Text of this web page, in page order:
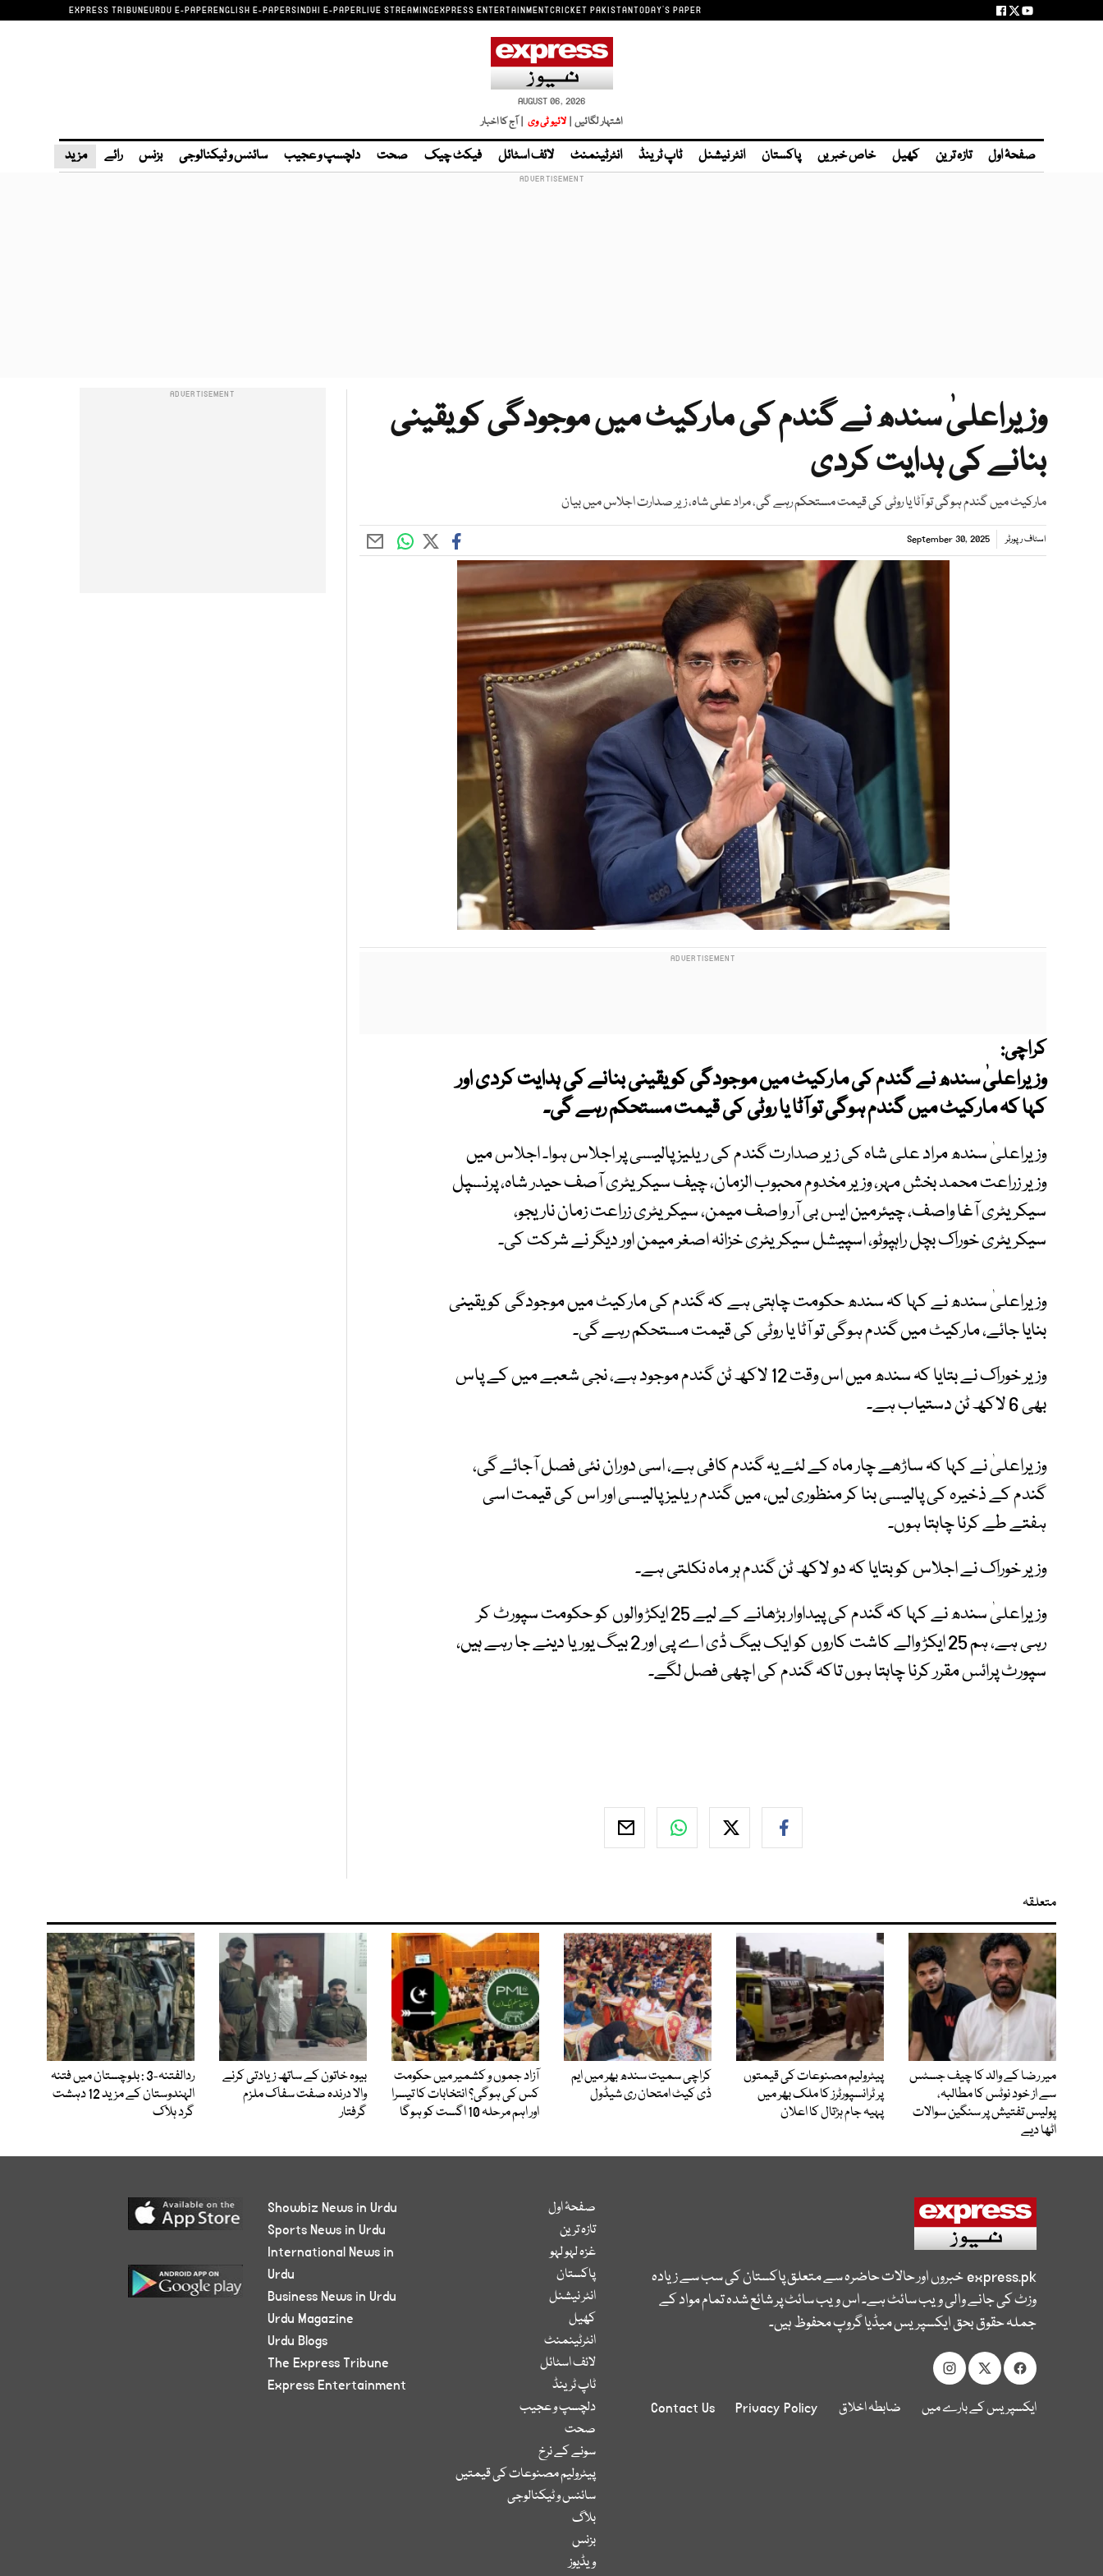
EXPRESS TRIBUNEURDU E-PAPERENGLISH E-PAPERSINDHI E-PAPERLIVE STREAMINGEXPRESS ENTERTAINMENTCRICKET PAKISTANTODAY'S PAPER
AUGUST 06, 2026
اشتہار لگائیں | لائیو ٹی وی | آج کا اخبار
صفحۂ اول تازہ ترین کھیل خاص خبریں پاکستان انٹر نیشنل ٹاپ ٹرینڈ انٹرٹینمنٹ لائف اسٹائل فیکٹ چیک صحت دلچسپ و عجیب سائنس و ٹیکنالوجی بزنس رائے مزید
وزیراعلیٰ سندھ نے گندم کی مارکیٹ میں موجودگی کو یقینی
بنانے کی ہدایت کردی
مارکیٹ میں گندم ہوگی تو آٹا یا روٹی کی قیمت مستحکم رہے گی، مراد علی شاہ، زیر صدارت اجلاس میں بیان
اسٹاف رپورٹر September 30, 2025
کراچی:
وزیراعلیٰ سندھ نے گندم کی مارکیٹ میں موجودگی کو یقینی بنانے کی ہدایت کردی اور
کہا کہ مارکیٹ میں گندم ہوگی تو آٹا یا روٹی کی قیمت مستحکم رہے گی۔
وزیراعلیٰ سندھ مراد علی شاہ کی زیر صدارت گندم کی ریلیز پالیسی پر اجلاس ہوا۔ اجلاس میں
وزیر زراعت محمد بخش مہر، وزیر مخدوم محبوب الزمان، چیف سیکریٹری آصف حیدر شاہ، پرنسپل
سیکریٹری آغا واصف، چیئرمین ایس بی آر واصف میمن، سیکریٹری زراعت زمان ناریجو،
سیکریٹری خوراک بچل راہپوٹو، اسپیشل سیکریٹری خزانہ اصغر میمن اور دیگر نے شرکت کی۔
وزیراعلیٰ سندھ نے کہا کہ سندھ حکومت چاہتی ہے کہ گندم کی مارکیٹ میں موجودگی کو یقینی
بنایا جائے، مارکیٹ میں گندم ہوگی تو آٹا یا روٹی کی قیمت مستحکم رہے گی۔
وزیر خوراک نے بتایا کہ سندھ میں اس وقت 12 لاکھ ٹن گندم موجود ہے، نجی شعبے میں کے پاس
بھی 6 لاکھ ٹن دستیاب ہے۔
وزیراعلیٰ نے کہا کہ ساڑھے چار ماہ کے لئے یہ گندم کافی ہے، اسی دوران نئی فصل آجائے گی،
گندم کے ذخیرہ کی پالیسی بنا کر منظوری لیں، میں گندم ریلیز پالیسی اور اس کی قیمت اسی
ہفتے طے کرنا چاہتا ہوں۔
وزیر خوراک نے اجلاس کو بتایا کہ دو لاکھ ٹن گندم ہر ماہ نکلتی ہے۔
وزیراعلیٰ سندھ نے کہا کہ گندم کی پیداوار بڑھانے کے لیے 25 ایکڑ والوں کو حکومت سپورٹ کر
رہی ہے، ہم 25 ایکڑ والے کاشت کاروں کو ایک بیگ ڈی اے پی اور 2 بیگ یوریا دینے جا رہے ہیں،
سپورٹ پرائس مقرر کرنا چاہتا ہوں تاکہ گندم کی اچھی فصل لگے۔
متعلقہ
میر رضا کے والد کا چیف جسٹس
سے از خود نوٹس کا مطالبہ،
پولیس تفتیش پر سنگین سوالات
اٹھا دیے
پیٹرولیم مصنوعات کی قیمتوں
پر ٹرانسپورٹرز کا ملک بھر میں
پہیہ جام ہڑتال کا اعلان
کراچی سمیت سندھ بھر میں ایم
ڈی کیٹ امتحان ری شیڈول
آزاد جموں و کشمیر میں حکومت
کس کی ہوگی؟ انتخابات کا تیسرا
اور اہم مرحلہ 10 اگست کو ہوگا
بیوہ خاتون کے ساتھ زیادتی کرنے
والا درندہ صفت سفاک ملزم
گرفتار
ردالفتنہ-3 : بلوچستان میں فتنہ
الہندوستان کے مزید 12 دہشت
گرد ہلاک
express.pkخبروں اور حالات حاضرہ سے متعلق پاکستان کی سب سے زیادہ
وزٹ کی جانے والی ویب سائٹ ہے۔ اس ویب سائٹ پر شائع شدہ تمام مواد کے
جملہ حقوق بحق ایکسپریس میڈیا گروپ محفوظ ہیں۔
ایکسپریس کے بارے میں ضابطہ اخلاق Privacy Policy
Contact Us
صفحۂ اول
تازہ ترین
غزہ لہو لہو
پاکستان
انٹر نیشنل
کھیل
انٹرٹینمنٹ
لائف اسٹائل
ٹاپ ٹرینڈ
دلچسپ و عجیب
صحت
سونے کے نرخ
پیٹرولیم مصنوعات کی قیمتیں
سائنس و ٹیکنالوجی
بلاگ
بزنس
ویڈیوز
Showbiz News in Urdu
Sports News in Urdu
International News in
Urdu
Business News in Urdu
Urdu Magazine
Urdu Blogs
The Express Tribune
Express Entertainment